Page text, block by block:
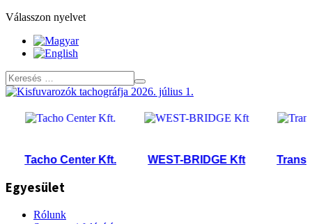
Válasszon nyelvet
Tacho Center Kft. WEST-BRIDGE Kft
Egyesület
Rólunk